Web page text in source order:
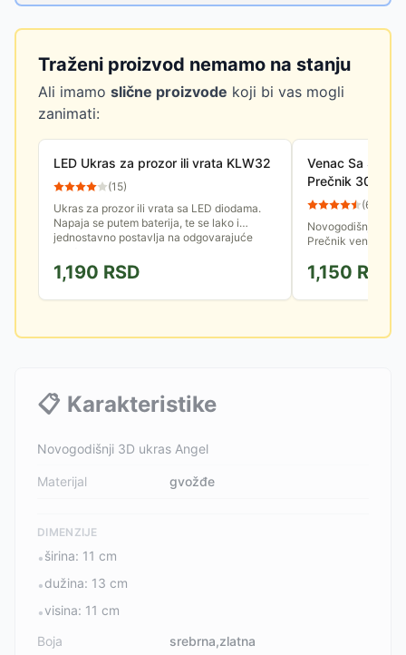
Traženi proizvod nemamo na stanju
Ali imamo slične proizvode koji bi vas mogli
zanimati:
LED Ukras za prozor ili vrata KLW32
(15)
Ukras za prozor ili vrata sa LED diodama.
Napaja se putem baterija, te se lako i
jednostavno postavlja na odgovarajuće
1,190 RSD
Venac Sa
Prečnik 30 cm
(66
Novogodišnji
Prečnik venca je 30 cm, kvalitetne i bogate
idilu u vreme
1,150 RSD
📋 Karakteristike
Novogodišnji 3D ukras Angel
Materijal gvožđe
DIMENZIJE
•širina: 11 cm
•dužina: 13 cm
•visina: 11 cm
Boja
srebrna,zlatna